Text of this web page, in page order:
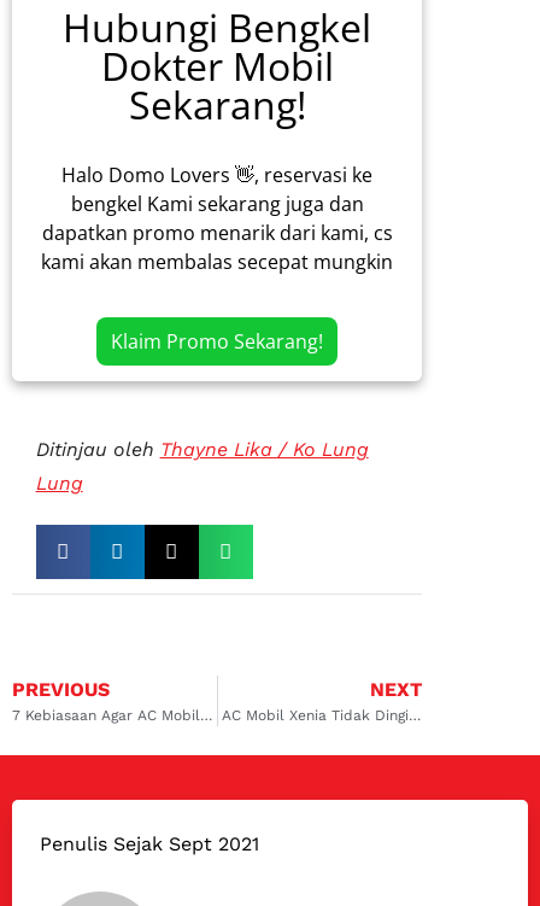
Hubungi Bengkel
Dokter Mobil
Sekarang!
Halo Domo Lovers 👋, reservasi ke
bengkel Kami sekarang juga dan
dapatkan promo menarik dari kami, cs
kami akan membalas secepat mungkin
Klaim Promo Sekarang!
Ditinjau oleh Thayne Lika / Ko Lung
Lung
PREVIOUS
7 Kebiasaan Agar AC Mobil Awet & Dingin Terus
NEXT
AC Mobil Xenia Tidak Dingin Hanya Keluar Angin? Ini Penyebab dan Solusinya!
Penulis Sejak Sept 2021